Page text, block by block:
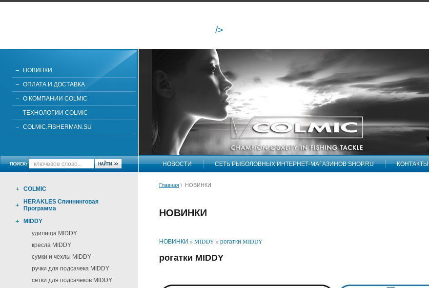
НОВИНКИ
ОПЛАТА И ДОСТАВКА
О КОМПАНИИ COLMIC
ТЕХНОЛОГИИ COLMIC
COLMIC.FISHERMAN.SU
COLMIC
HERAKLES Спиннинговая
Программа
MIDDY
удилища MIDDY
кресла MIDDY
сумки и чехлы MIDDY
ручки для подсачека MIDDY
сетки для подсачеков MIDDY
/>
НОВОСТИ СЕТЬ РЫБОЛОВНЫХ ИНТЕРНЕТ-МАГАЗИНОВ SHOP.RU КОНТАКТЫ
Главная \ НОВИНКИ
НОВИНКИ
НОВИНКИ »MIDDY»рогатки MIDDY
рогатки MIDDY